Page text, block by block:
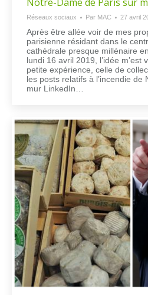
Réseaux sociaux Par MAC 27 avril
Après être allée voir de mes
parisienne résidant dans le
cathédrale presque millénaire
lundi 16 avril 2019, l’idée m’est
petite expérience, celle de
les posts relatifs à l’incendie de
mur LinkedIn…